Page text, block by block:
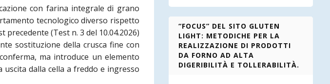
con farina integrale di grano
tecnologico diverso rispetto
(Test n. 3 del 10.04.2026)
sostituzione della crusca fine con
ma introduce un elemento
dalla cella a freddo e ingresso
“FOCUS” DEL SITO GLUTEN
LIGHT: METODICHE PER LA
REALIZZAZIONE DI PRODOTTI
DA FORNO AD ALTA
DIGERIBILITÀ E TOLLERABILITÀ.